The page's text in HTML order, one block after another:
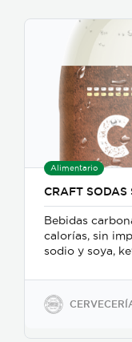
Alimentario
CRAFT
Bebidas
calorías, sin
sodio y soya,
en PET.